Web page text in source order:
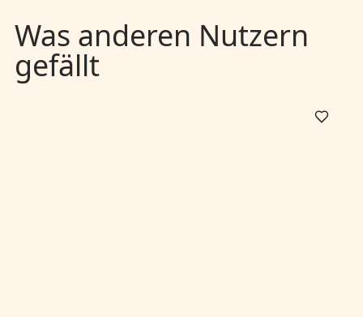
Was anderen Nutzern
gefällt